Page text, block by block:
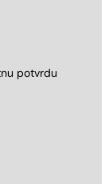
potvrdu